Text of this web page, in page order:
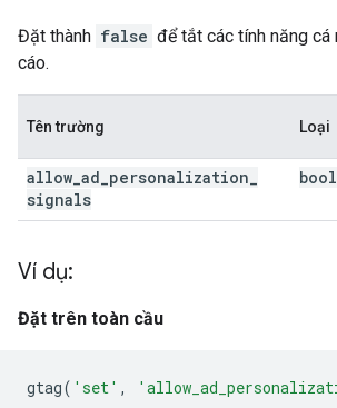
Đặt thành false để tắt các tính năng cá
cáo.
Tên trường Loại
allow ad personalization
signals
Ví dụ:
Đặt trên toàn cầu
gtag( 'set' ,